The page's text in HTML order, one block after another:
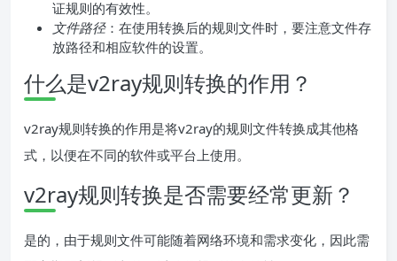
证规则的有效性。
文件路径：在使用转换后的规则文件时，要注意文件存
放路径和相应软件的设置。
什么是v2ray规则转换的作用？
v2ray规则转换的作用是将v2ray的规则文件转换成其他格
式，以便在不同的软件或平台上使用。
v2ray规则转换是否需要经常更新？
是的，由于规则文件可能随着网络环境和需求变化，因此需